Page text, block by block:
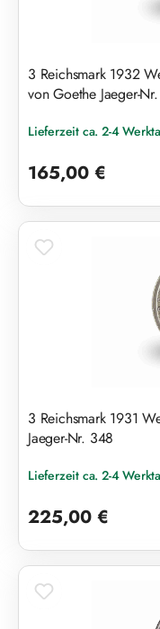
3 Reichsmark 1932
von Goethe Jaeger-
Lieferzeit ca. 2-4
165,00 €
3 Reichsmark 1931
Jaeger-Nr. 348
Lieferzeit ca. 2-4
225,00 €